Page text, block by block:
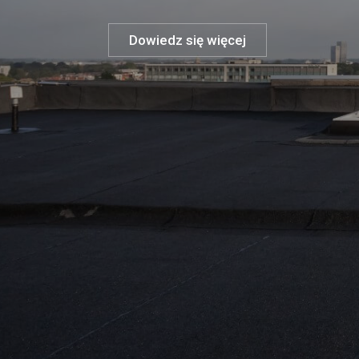
Dowiedz się więcej